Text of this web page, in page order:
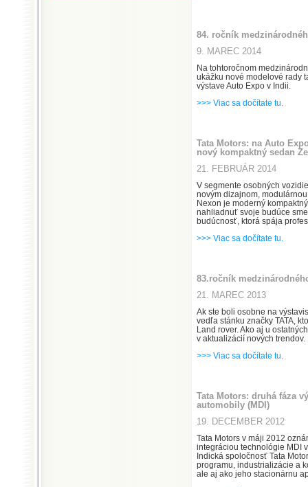
84. ročník
9. MAREC 2014
Na tohtoročnom
ukážku nové modelové rady
výstave Auto Expo v Indii.
>>> Viac sa dočítate tu.
Tata Motors: na Auto
nový kompaktný sedan
21. FEBRUÁR 2014
V segmente osobných
novým dizajnom,
Nexon je moderný
nahliadnuť svoje budúce
budúcnosť, ktorá spája
>>> Viac sa dočítate tu.
83.ročník
21. MAREC 2013
Ak ste boli osobne na
vedľa stánku značky TATA,
Land rover. Ako aj u
v aktualizácií nových trendov.
>>> Viac sa dočítate tu.
Tata Motors: druhá fáza
automobily (MDI)
19. DECEMBER 2012
Tata Motors v máji 2012
integráciou technológie MDI
Indická spoločnosť Tata
programu, industrializácie a
ale aj ako jeho stacionárnu